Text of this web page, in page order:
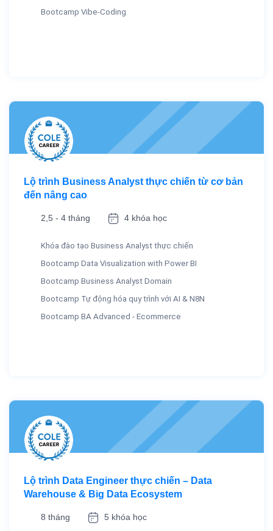
Bootcamp Vibe-Coding
Lộ trình Business Analyst thực chiến từ cơ bản
đến nâng cao
2,5 - 4 tháng 4 khóa học
Khóa đào tạo Business Analyst thực chiến
Bootcamp Data Visualization with Power BI
Bootcamp Business Analyst Domain
Bootcamp Tự động hóa quy trình với AI & N8N
Bootcamp BA Advanced - Ecommerce
Lộ trình Data Engineer thực chiến – Data
Warehouse & Big Data Ecosystem
8 tháng 5 khóa học